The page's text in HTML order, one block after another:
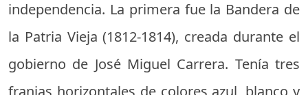
independencia. La primera fue la Bandera de
la Patria Vieja (1812-1814), creada durante el
gobierno de José Miguel Carrera. Tenía tres
franjas horizontales de colores azul, blanco y